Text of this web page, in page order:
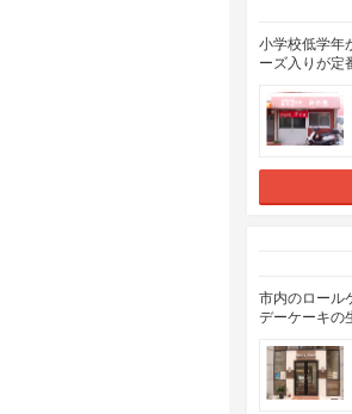
小学校低学年
ーズ入りが定
市内のロール
デーケーキの